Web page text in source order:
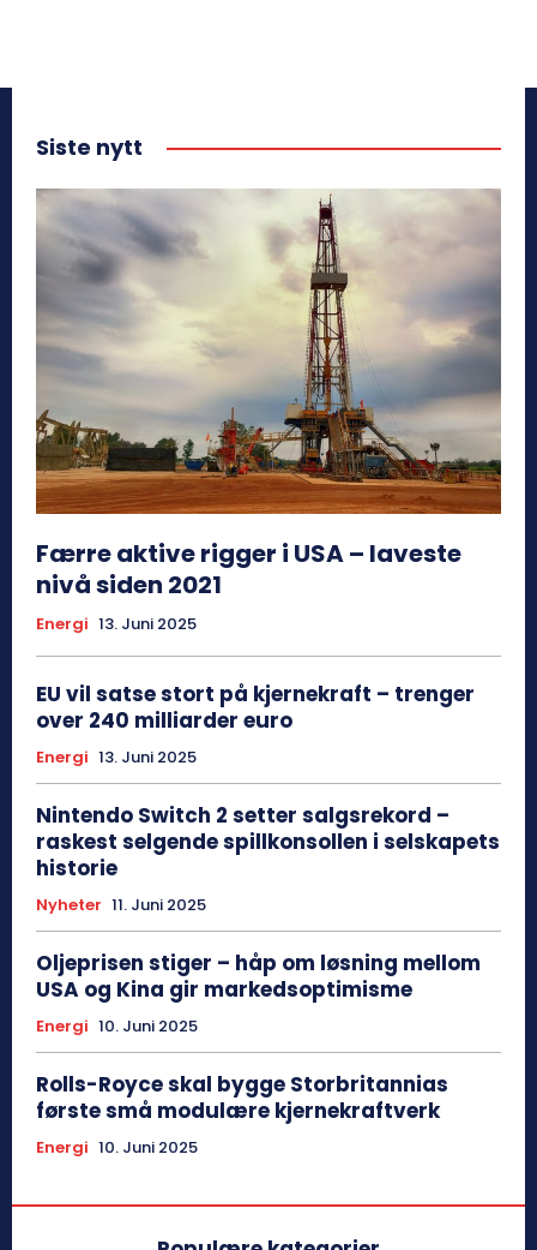
Siste nytt
Færre aktive rigger i USA – laveste
nivå siden 2021
Energi 13. Juni 2025
EU vil satse stort på kjernekraft – trenger
over 240 milliarder euro
Energi 13. Juni 2025
Nintendo Switch 2 setter salgsrekord –
raskest selgende spillkonsollen i selskapets
historie
Nyheter 11. Juni 2025
Oljeprisen stiger – håp om løsning mellom
USA og Kina gir markedsoptimisme
Energi 10. Juni 2025
Rolls-Royce skal bygge Storbritannias
første små modulære kjernekraftverk
Energi 10. Juni 2025